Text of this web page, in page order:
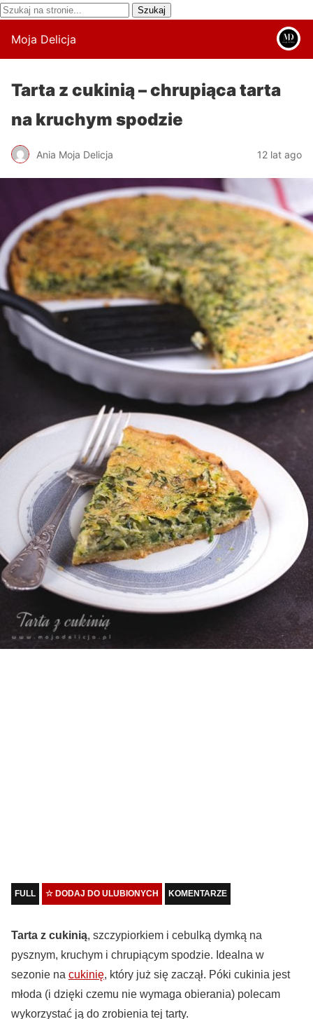
Moja Delicja
Tarta z cukinią – chrupiąca tarta
na kruchym spodzie
Ania Moja Delicja 12 lat ago
FULL ☆ DODAJ DO ULUBIONYCH KOMENTARZE
Tarta z cukinią, szczypiorkiem i cebulką dymką na
pysznym, kruchym i chrupiącym spodzie. Idealna w
sezonie na cukinię, który już się zaczął. Póki cukinia jest
młoda (i dzięki czemu nie wymaga obierania) polecam
wykorzystać ją do zrobienia tej tarty.